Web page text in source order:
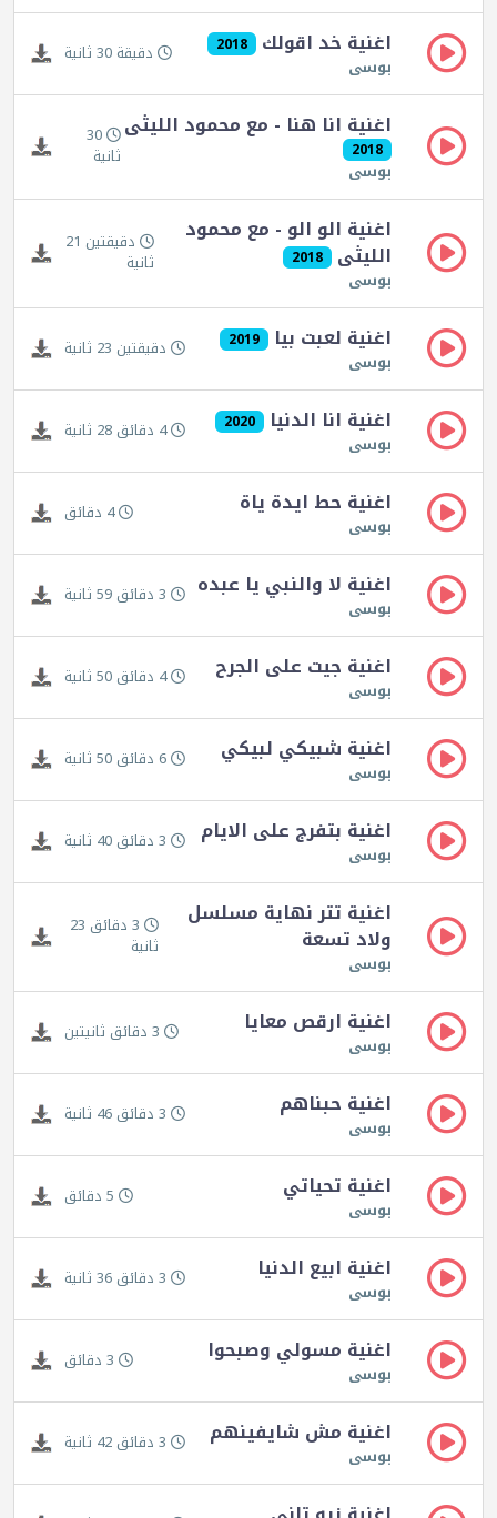
اغنية خد اقولك 2018
بوسى دقيقة 30 ثانية
اغنية انا هنا - مع محمود الليثى
2018
بوسى
30
ثانية
اغنية الو الو - مع محمود
الليثى 2018
بوسى
دقيقتين 21
ثانية
اغنية لعبت بيا 2019
بوسى دقيقتين 23 ثانية
اغنية انا الدنيا 2020
بوسى 4 دقائق 28 ثانية
اغنية حط ايدة ياة
بوسى 4 دقائق
اغنية لا والنبي يا عبده
بوسى 3 دقائق 59 ثانية
اغنية جيت على الجرح
بوسى 4 دقائق 50 ثانية
اغنية شبيكي لبيكي
بوسى 6 دقائق 50 ثانية
اغنية بتفرج على الايام
بوسى 3 دقائق 40 ثانية
اغنية تتر نهاية مسلسل
ولاد تسعة
بوسى
3 دقائق 23
ثانية
اغنية ارقص معايا
بوسى 3 دقائق ثانيتين
اغنية حبناهم
بوسى 3 دقائق 46 ثانية
اغنية تحياتي
بوسى 5 دقائق
اغنية ابيع الدنيا
بوسى 3 دقائق 36 ثانية
اغنية مسولي وصبحوا
بوسى 3 دقائق
اغنية مش شايفينهم
بوسى 3 دقائق 42 ثانية